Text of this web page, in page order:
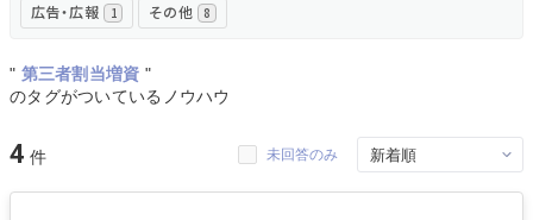
広告・広報 1 その他 8
" 第三者割当増資 "
のタグがついているノウハウ
4 未回答のみ